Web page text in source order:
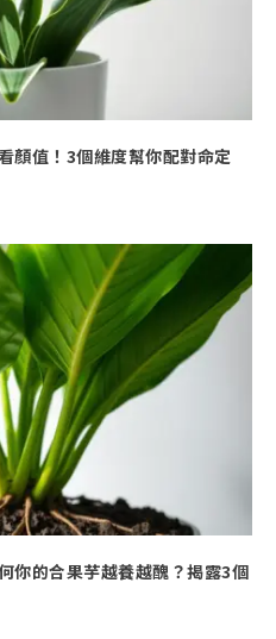
顏值！3個維度幫你配對命定
你的合果芋越養越醜？揭露3個